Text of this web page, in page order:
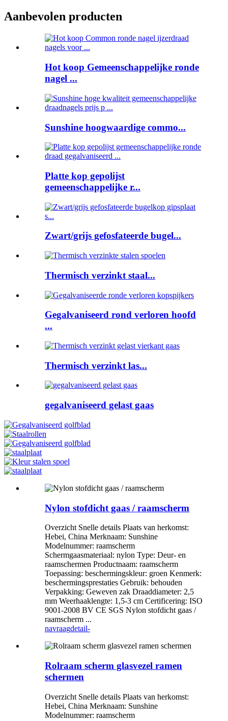
Aanbevolen producten
Hot koop Gemeenschappelijke ronde
nagel ...
Sunshine hoogwaardige commo...
Platte kop gepolijst
gemeenschappelijke r...
Zwart/grijs gefosfateerde bugel...
Thermisch verzinkt staal...
Gegalvaniseerd rond verloren hoofd
...
Thermisch verzinkt las...
gegalvaniseerd gelast gaas
Nylon stofdicht gaas / raamscherm
Overzicht Snelle details Plaats van herkomst:
Hebei, China Merknaam: Sunshine
Modelnummer: raamscherm
Schermgaasmateriaal: nylon Type: Deur- en
raamschermen Productnaam: raamscherm
Toepassing: beschermingskleur: groen Kenmerk:
beschermingsprestaties Gebruik: behouden
Verpakking: Geweven zak Draaddiameter: 2,5
mm Weerhaaklengte: 1,5-3 cm Certificering: ISO
9001-2008 BV CE SGS Nylon stofdicht gaas /
raamscherm ...
navraagdetail-
Rolraam scherm glasvezel ramen
schermen
Overzicht Snelle details Plaats van herkomst:
Hebei, China Merknaam: Sunshine
Modelnummer: raamscherm